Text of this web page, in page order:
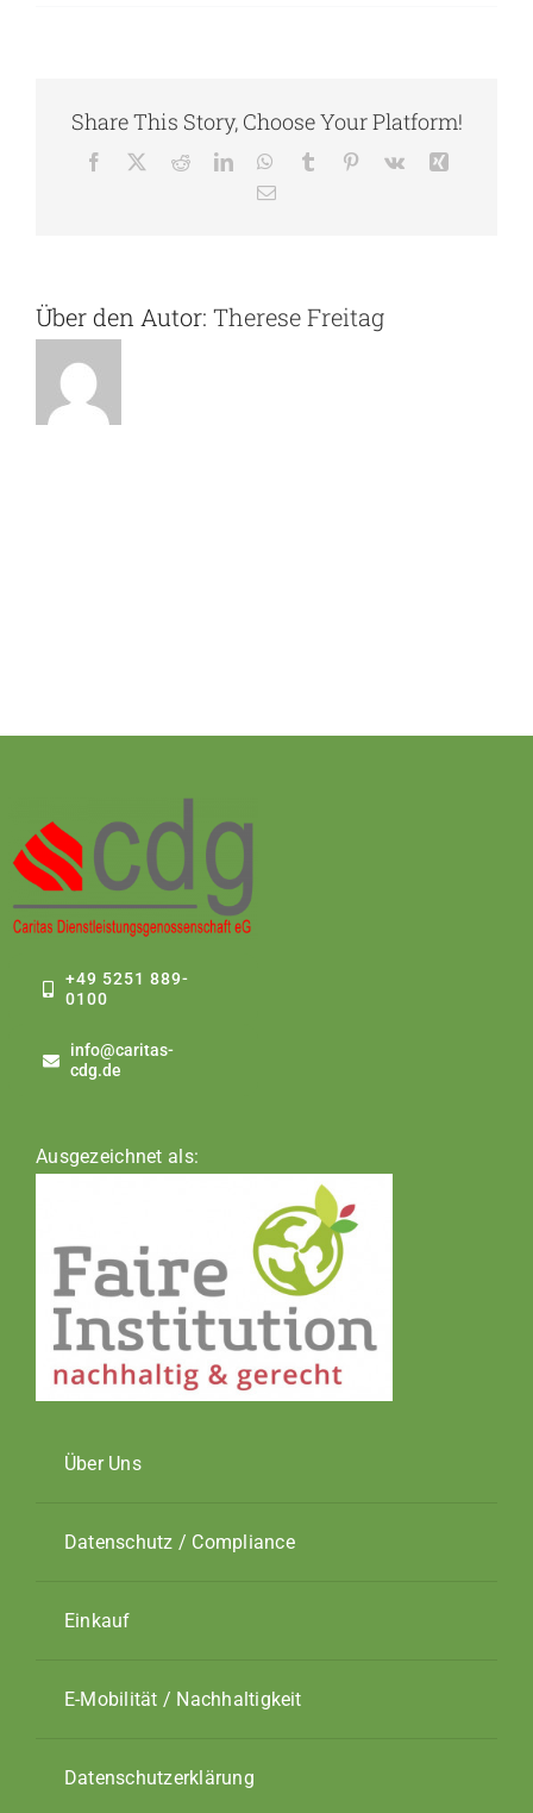
Share This Story, Choose Your Platform!
Facebook RedditLinkedInWhatsApp
Tumblr Pinterest
Vk
E-
Über den Autor: Therese Freitag
+49 5251 889-
0100
info@caritas-
cdg.de
Ausgezeichnet als:
Über Uns
Datenschutz / Compliance
Einkauf
E-Mobilität / Nachhaltigkeit
Datenschutzerklärung